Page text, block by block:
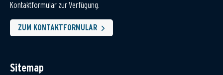
Kontaktformular zur Verfügung.
ZUM KONTAKTFORMULAR
Sitemap